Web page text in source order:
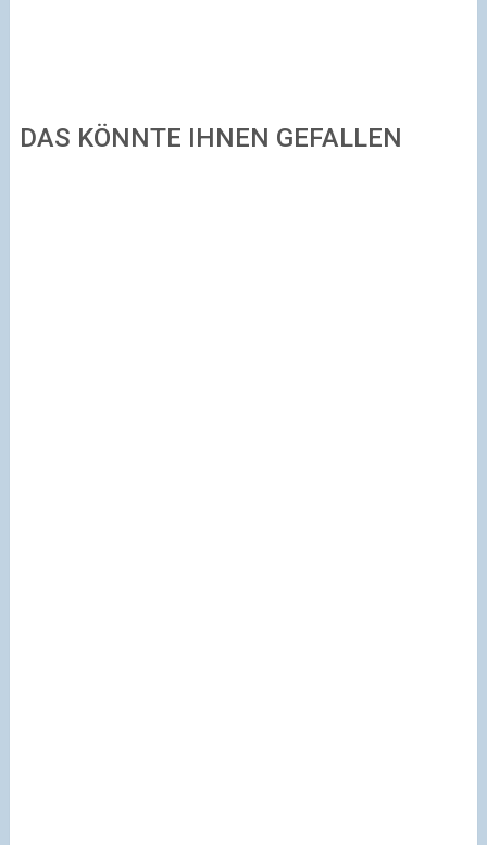
DAS KÖNNTE IHNEN GEFALLEN